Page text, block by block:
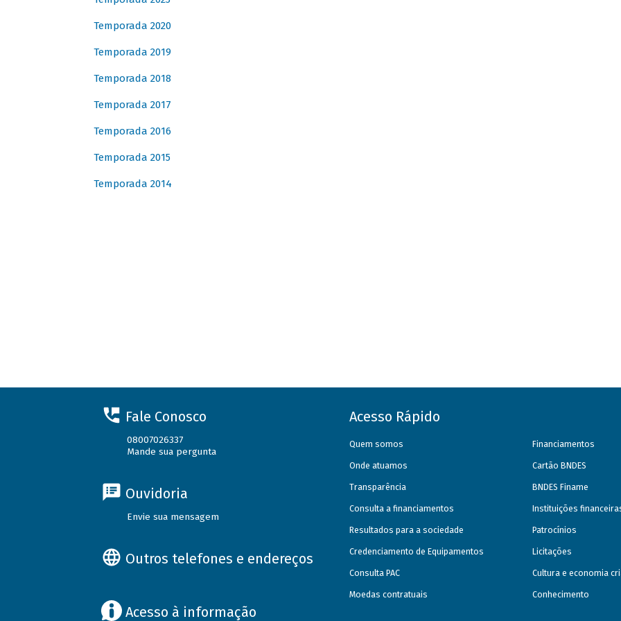
Temporada 2020
Temporada 2019
Temporada 2018
Temporada 2017
Temporada 2016
Temporada 2015
Temporada 2014
Fale Conosco
08007026337
Mande sua pergunta
Ouvidoria
Envie sua mensagem
Outros telefones e endereços
Acesso à informação
Acesso Rápido
Quem somos
Onde atuamos
Transparência
Consulta a financiamentos
Resultados para a sociedade
Credenciamento de Equipamentos
Consulta PAC
Moedas contratuais
Financiamentos
Cartão BNDES
BNDES Finame
Instituições
Patrocínios
Licitações
Cultura e economia
Conhecimento